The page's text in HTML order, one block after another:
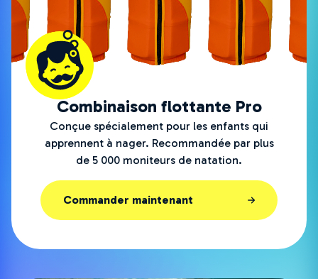
Combinaison flottante Pro
Conçue spécialement pour les enfants qui
apprennent à nager. Recommandée par plus
de 5 000 moniteurs de natation.
Commander maintenant